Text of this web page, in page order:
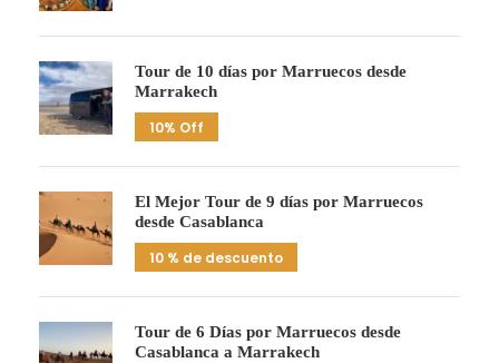
Tour de 10 días por Marruecos desde
Marrakech
10% Off
El Mejor Tour de 9 días por Marruecos
desde Casablanca
10 % de descuento
Tour de 6 Días por Marruecos desde
Casablanca a Marrakech